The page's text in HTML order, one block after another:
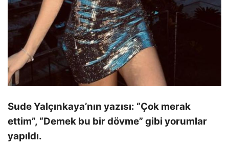
Sude Yalçınkaya’nın yazısı: “Çok merak
ettim”, “Demek bu bir dövme” gibi yorumlar
yapıldı.